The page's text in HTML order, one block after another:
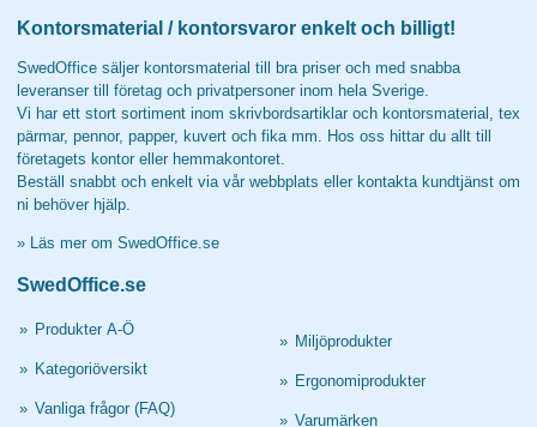
Kontorsmaterial / kontorsvaror enkelt och billigt!
SwedOffice säljer kontorsmaterial till bra priser och med snabba
leveranser till företag och privatpersoner inom hela Sverige.
Vi har ett stort sortiment inom skrivbordsartiklar och kontorsmaterial, tex
pärmar, pennor, papper, kuvert och fika mm. Hos oss hittar du allt till
företagets kontor eller hemmakontoret.
Beställ snabbt och enkelt via vår webbplats eller kontakta kundtjänst om
ni behöver hjälp.
» Läs mer om SwedOffice.se
SwedOffice.se
» Produkter A-Ö
» Kategoriöversikt
» Vanliga frågor (FAQ)
» Miljöprodukter
» Ergonomiprodukter
» Varumärken